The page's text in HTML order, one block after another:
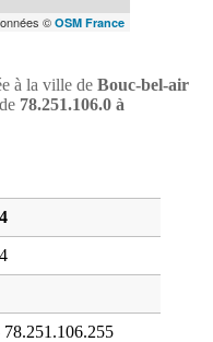
© OSM France
à la ville de Bouc-bel-air
78.251.106.0 à